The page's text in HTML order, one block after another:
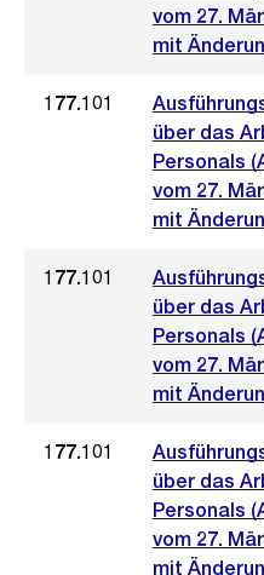
vom 27.
mit
177.101
über das
Personals
vom 27.
mit
177.101
über das
Personals
vom 27.
mit
177.101
über das
Personals
vom 27.
mit